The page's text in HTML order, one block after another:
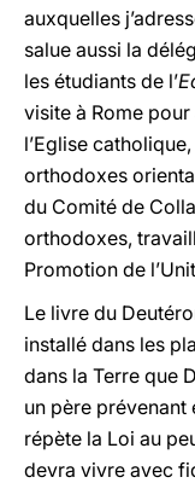
auxquelles
salue aussi la
les étudiants de l’
visite à Rome
l’Eglise
orthodoxes
du Comité de
orthodoxes,
Promotion de
Le livre du
installé dans les
dans la Terre que
un père prévenant
répète la Loi au
devra vivre avec